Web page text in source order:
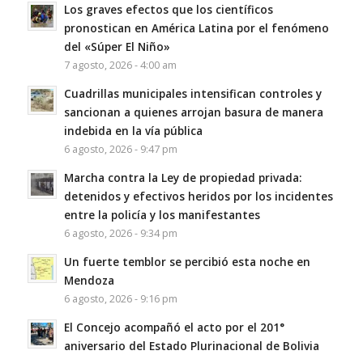
Los graves efectos que los científicos
pronostican en América Latina por el fenómeno
del «Súper El Niño»
7 agosto, 2026 - 4:00 am
Cuadrillas municipales intensifican controles y
sancionan a quienes arrojan basura de manera
indebida en la vía pública
6 agosto, 2026 - 9:47 pm
Marcha contra la Ley de propiedad privada:
detenidos y efectivos heridos por los incidentes
entre la policía y los manifestantes
6 agosto, 2026 - 9:34 pm
Un fuerte temblor se percibió esta noche en
Mendoza
6 agosto, 2026 - 9:16 pm
El Concejo acompañó el acto por el 201°
aniversario del Estado Plurinacional de Bolivia